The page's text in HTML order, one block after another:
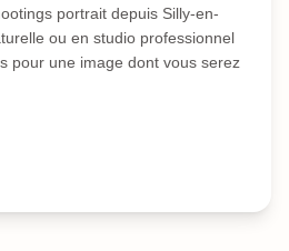
portrait depuis Silly-en-
ou en studio professionnel
pour une image dont vous serez